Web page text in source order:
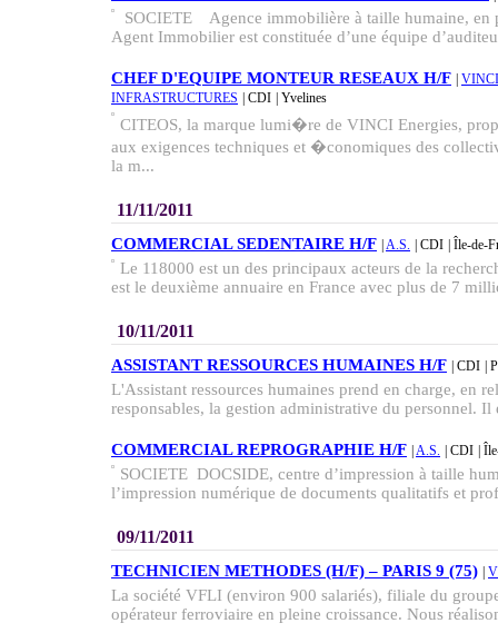
SOCIETE Agence immobilière à taille humaine, en
Agent Immobilier est constituée d’une équipe
CHEF D'EQUIPE MONTEUR RESEAUX H/F
INFRASTRUCTURES
| CDI | Yvelines
CITEOS, la marque lumi�re de VINCI Energies,
aux exigences techniques et �conomiques des
la m...
11/11/2011
COMMERCIAL SEDENTAIRE H/F A.S. | CDI | Île-de-
Le 118000 est un des principaux acteurs de la
est le deuxième annuaire en France avec plus de 7
10/11/2011
ASSISTANT RESSOURCES HUMAINES H/F | CDI |
L'Assistant ressources humaines prend en charge, en
responsables, la gestion administrative du personnel. Il
COMMERCIAL REPROGRAPHIE H/F A.S. | CDI |
SOCIETE DOCSIDE, centre d’impression à taille
l’impression numérique de documents qualitatifs et
09/11/2011
TECHNICIEN METHODES (H/F) – PARIS 9 (75)
La société VFLI (environ 900 salariés), filiale du
opérateur ferroviaire en pleine croissance. Nous